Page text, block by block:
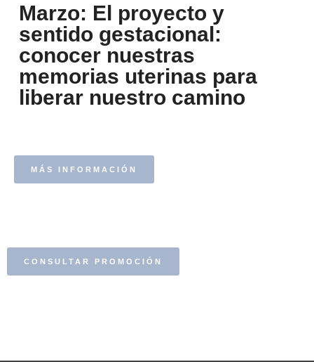
Marzo: El proyecto y
sentido gestacional:
conocer nuestras
memorias uterinas para
liberar nuestro camino
MÁS INFORMACIÓN
CONSULTAR PROMOCIÓN